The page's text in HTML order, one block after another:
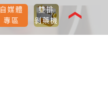
雙排
剝藥機
自媒體
專區
❮